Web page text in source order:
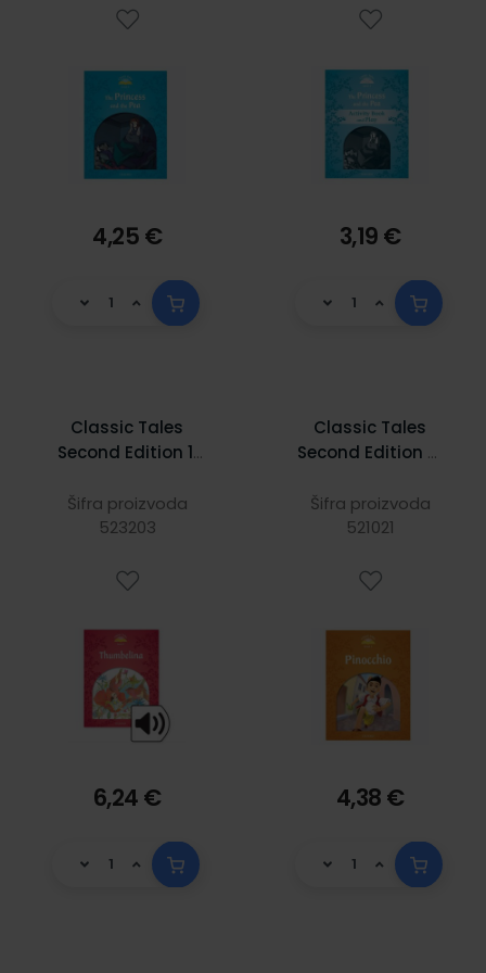
4,25 € 3,19 €
Classic Tales
Second Edition 1:
book and Audio
CD Pack
Šifra proizvoda
523203
6,24 €
Classic Tales
Second Edition 5:
Šifra proizvoda
521021
4,38 €